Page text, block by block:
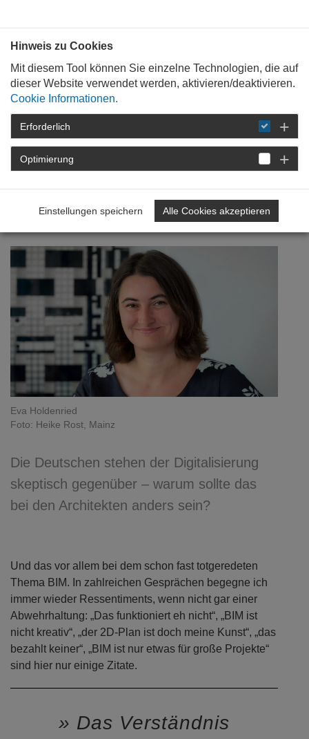
STARTSEITE
DETAIL
Mehr Digitalisierung?!
Eva Holdenried
Foto: Heike Rost, Mainz
Die Deutschen stehen der Digitalisierung
skeptisch gegenüber – warum sollte das
bei den Architekten anders sein?
Und das vor allem bei dem schon fast totgeredeten
Thema BIM. In zahlreichen Gesprächen begegne ich
immer wieder Ressentiments, wenn nicht gar einer
Abwehrhaltung: „Das funktioniert eh nicht“, „BIM ist
nicht kreativ“, „der 2D-Plan ist doch meine Kunst“, „das
bezahlt keiner“, „BIM ist nur etwas für große Projekte“
sind hier nur einige Zitate.
Das Verständnis
Hinweis zu Cookies
Mit diesem Tool können Sie einzelne Technologien, die auf
dieser Website verwendet werden, aktivieren/deaktivieren.
Cookie Informationen.
Erforderlich
Optimierung
Einstellungen speichern Alle Cookies akzeptieren